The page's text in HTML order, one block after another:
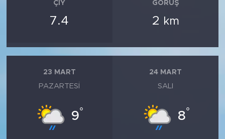
ÇIY
7.4
GÖRÜŞ
2 km
23 MART
PAZARTESI
9°
24 MART
SALI
8°